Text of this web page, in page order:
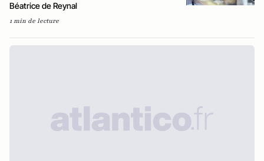
Béatrice de Reynal
1 min de lecture